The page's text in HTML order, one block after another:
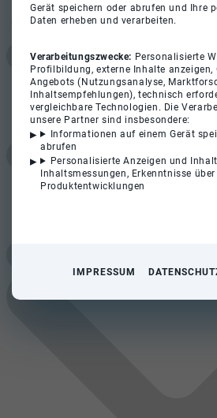
Gerät speichern oder abrufen und Ihre
Daten erheben und verarbeiten.
Verarbeitungszwecke: Personalisierte
Profilbildung, externe Inhalte anzeigen,
Angebots (Nutzungsanalyse,
Inhaltsempfehlungen), technisch
vergleichbare Technologien. Die
unsere Partner sind insbesondere:
Informationen auf einem Gerät
abrufen
Personalisierte Anzeigen und
Inhaltsmessungen, Erkenntnisse
Produktentwicklungen
IMPRESSUM